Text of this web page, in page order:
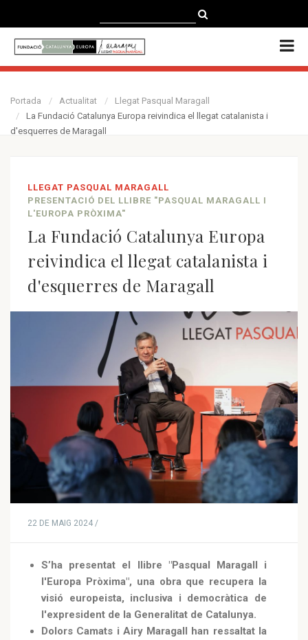
ENGLISH
Portada Actualitat
Llegat Pasqual Maragall
La Fundació Catalunya Europa reivindica el llegat catalanista i
d'esquerres de Maragall
LLEGAT PASQUAL MARAGALL
PRESENTACIÓ DEL LLIBRE "PASQUAL MARAGALL I
L'EUROPA PRÒXIMA"
La Fundació Catalunya Europa
reivindica el llegat catalanista i
d'esquerres de Maragall
22 DE MAIG 2024 /
S’ha presentat el llibre "Pasqual Maragall i
l'Europa Pròxima", una obra que recupera la
visió europeista, inclusiva i democràtica de
l'expresident de la Generalitat de Catalunya.
Dolors Camats i Airy Maragall han ressaltat la